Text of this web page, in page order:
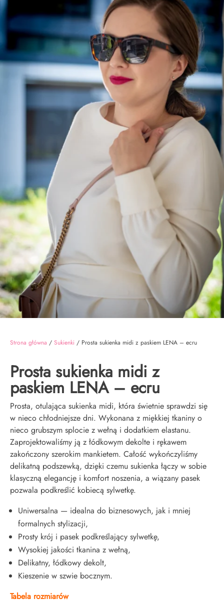
Strona główna / Sukienki / Prosta sukienka midi z paskiem LENA – ecru
Prosta sukienka midi z
paskiem LENA – ecru
Prosta, otulająca sukienka midi, która świetnie sprawdzi się
w nieco chłodniejsze dni. Wykonana z miękkiej tkaniny o
nieco grubszym splocie z wełną i dodatkiem elastanu.
Zaprojektowaliśmy ją z łódkowym dekolte i rękawem
zakończony szerokim mankietem. Całość wykończyliśmy
delikatną podszewką, dzięki czemu sukienka łączy w sobie
klasyczną elegancję i komfort noszenia, a wiązany pasek
pozwala podkreślić kobiecą sylwetkę.
Uniwersalna — idealna do biznesowych, jak i mniej
formalnych stylizacji,
Prosty krój i pasek podkreślający sylwetkę,
Wysokiej jakości tkanina z wełną,
Delikatny, łódkowy dekolt,
Kieszenie w szwie bocznym.
Tabela rozmiarów